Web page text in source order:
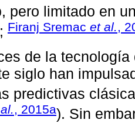
pero limitado en
; Firanj Sremac et al.,
de la
siglo han
predictivas
, 2015a). Sin